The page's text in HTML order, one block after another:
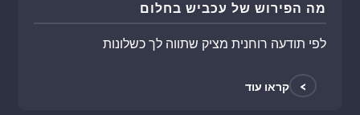
מה הפירוש של עכביש בחלום
לפי תודעה רוחנית מציק שתווה לך כשלונות
> קראו עוד